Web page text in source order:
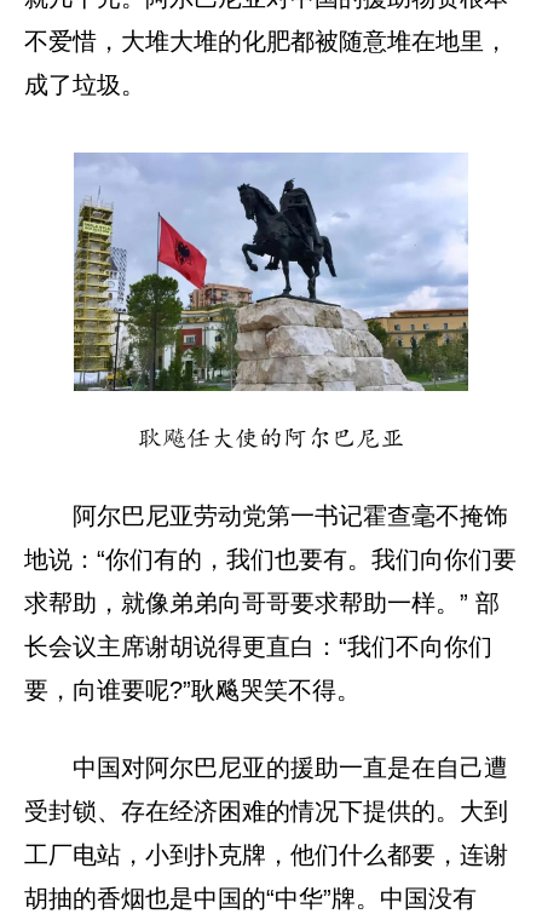
不爱惜，大堆大堆的化肥都被随意堆在地里，
成了垃圾。
耿飚任大使的阿尔巴尼亚
阿尔巴尼亚劳动党第一书记霍查毫不掩饰
地说：“你们有的，我们也要有。我们向你们要
求帮助，就像弟弟向哥哥要求帮助一样。” 部
长会议主席谢胡说得更直白：“我们不向你们
要，向谁要呢?”耿飚哭笑不得。
中国对阿尔巴尼亚的援助一直是在自己遭
受封锁、存在经济困难的情况下提供的。大到
工厂电站，小到扑克牌，他们什么都要，连谢
胡抽的香烟也是中国的“中华”牌。中国没有